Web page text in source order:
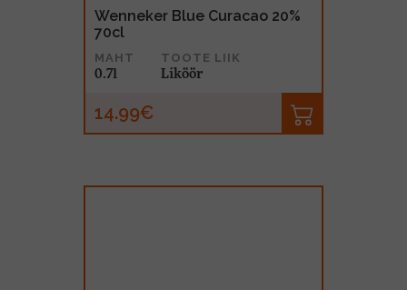
Wenneker Blue Curacao 20%
70cl
MAHT
0.7l
TOOTE LIIK
Liköör
14.99€